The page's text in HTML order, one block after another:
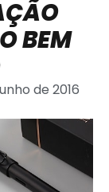
BEM
de 2016